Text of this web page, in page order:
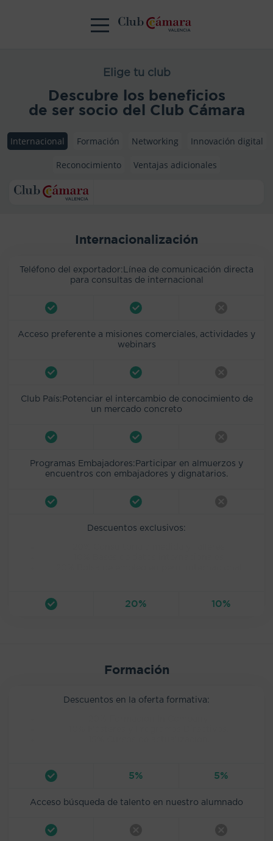
Elige tu club
Descubre los beneficios
de ser socio del Club Cámara
Internacional Formación Networking Innovación digital
Reconocimiento Ventajas adicionales
Internacionalización
Teléfono del exportador:Línea de comunicación directa
para consultas de internacional
Acceso preferente a misiones comerciales, actividades y
webinars
Club País:Potenciar el intercambio de conocimiento de
un mercado concreto
Programas Embajadores:Participar en almuerzos y
encuentros con embajadores y dignatarios.
Descuentos exclusivos:
20% 10%
Formación
Descuentos en la oferta formativa:
5% 5%
Acceso búsqueda de talento en nuestro alumnado